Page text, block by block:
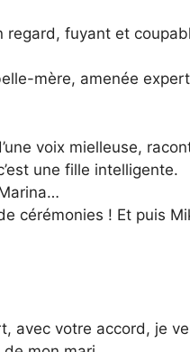
regard, fuyant et
mère, amenée
voix mielleuse,
une fille intelligente.
cérémonies ! Et puis
avec votre accord, je